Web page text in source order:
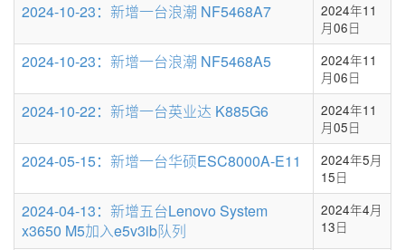
2024-10-23：新增一台浪潮 NF5468A7
2024年11
月06日
2024-10-23：新增一台浪潮 NF5468A5
2024年11
月06日
2024-10-22：新增一台英业达 K885G6
2024年11
月05日
2024-05-15：新增一台华硕ESC8000A-E11
2024年5月
15日
2024-04-13：新增五台Lenovo System
x3650 M5加入e5v3ib队列
2024年4月
13日